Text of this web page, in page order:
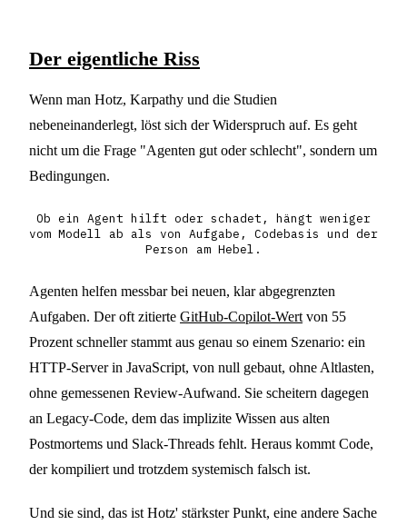
Der eigentliche Riss
Wenn man Hotz, Karpathy und die Studien
nebeneinanderlegt, löst sich der Widerspruch auf. Es geht
nicht um die Frage "Agenten gut oder schlecht", sondern um
Bedingungen.
Ob ein Agent hilft oder schadet, hängt weniger
vom Modell ab als von Aufgabe, Codebasis und der
Person am Hebel.
Agenten helfen messbar bei neuen, klar abgegrenzten
Aufgaben. Der oft zitierte GitHub-Copilot-Wert von 55
Prozent schneller stammt aus genau so einem Szenario: ein
HTTP-Server in JavaScript, von null gebaut, ohne Altlasten,
ohne gemessenen Review-Aufwand. Sie scheitern dagegen
an Legacy-Code, dem das implizite Wissen aus alten
Postmortems und Slack-Threads fehlt. Heraus kommt Code,
der kompiliert und trotzdem systemisch falsch ist.
Und sie sind, das ist Hotz' stärkster Punkt, eine andere Sache